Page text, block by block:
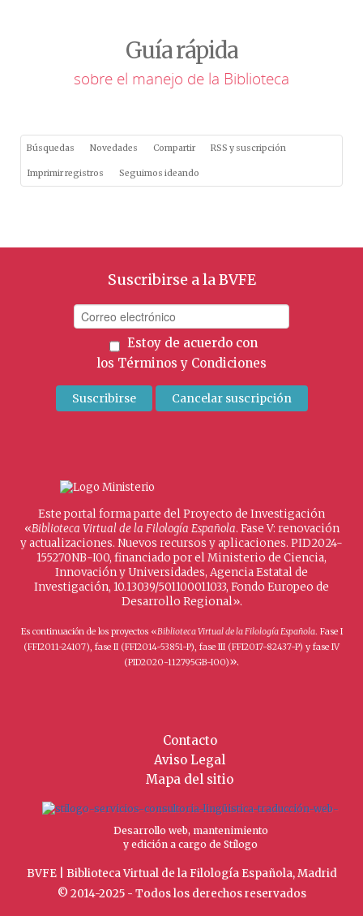
Guía rápida
sobre el manejo de la Biblioteca
Búsquedas Novedades Compartir RSS y suscripción
Imprimir registros Seguimos ideando
Suscribirse a la BVFE
Estoy de acuerdo con
los Términos y Condiciones
Este portal forma parte del Proyecto de Investigación
«Biblioteca Virtual de la Filología Española. Fase V: renovación
y actualizaciones. Nuevos recursos y aplicaciones. PID2024-
155270NB-I00, financiado por el Ministerio de Ciencia,
Innovación y Universidades, Agencia Estatal de
Investigación, 10.13039/501100011033, Fondo Europeo de
Desarrollo Regional».
Es continuación de los proyectos «Biblioteca Virtual de la Filología Española. Fase I
(FFI2011-24107), fase II (FFI2014-53851-P), fase III (FFI2017-82437-P) y fase IV
(PID2020-112795GB-I00)».
Contacto
Aviso Legal
Mapa del sitio
Desarrollo web, mantenimiento
y edición a cargo de Stílogo
BVFE | Biblioteca Virtual de la Filología Española, Madrid
© 2014-2025 - Todos los derechos reservados